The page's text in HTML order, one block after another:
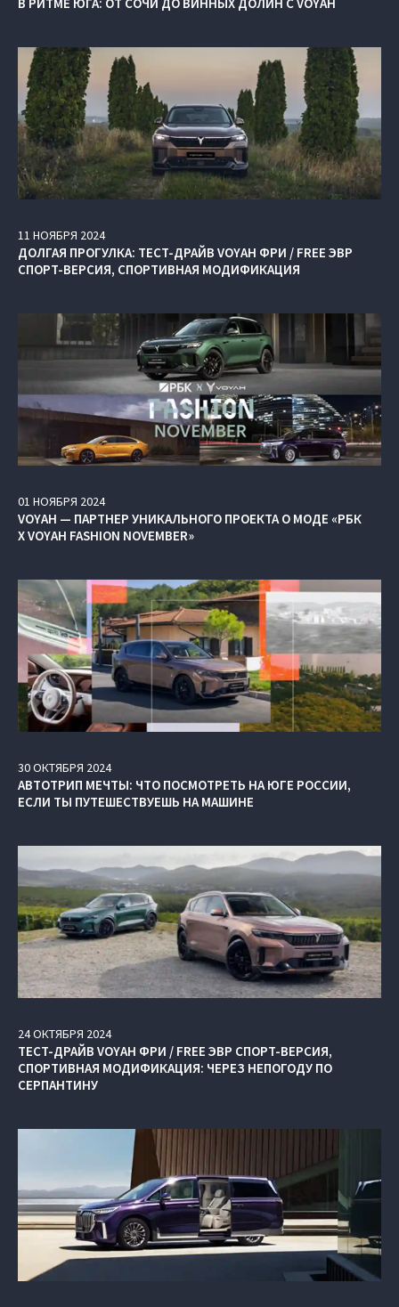
11 НОЯБРЯ 2024
ДОЛГАЯ ПРОГУЛКА: ТЕСТ-ДРАЙВ VOYAH ФРИ / FREE ЭВР
СПОРТ-ВЕРСИЯ, СПОРТИВНАЯ МОДИФИКАЦИЯ
01 НОЯБРЯ 2024
VOYAH — ПАРТНЕР УНИКАЛЬНОГО ПРОЕКТА О МОДЕ «РБК
X VOYAH FASHION NOVEMBER»
30ОКТЯБРЯ 2024
АВТОТРИП МЕЧТЫ: ЧТО ПОСМОТРЕТЬ НА ЮГЕ РОССИИ,
ЕСЛИ ТЫ ПУТЕШЕСТВУЕШЬ НА МАШИНЕ
24ОКТЯБРЯ 2024
ТЕСТ-ДРАЙВ VOYAH ФРИ / FREE ЭВР СПОРТ-ВЕРСИЯ,
СПОРТИВНАЯ МОДИФИКАЦИЯ: ЧЕРЕЗ НЕПОГОДУ ПО
СЕРПАНТИНУ